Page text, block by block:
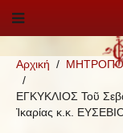
Αρχική
ΕΓΚΥΚΛΙΟΣ Τοῦ
Ἰκαρίας κ.κ.